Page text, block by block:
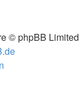
© phpBB Limited